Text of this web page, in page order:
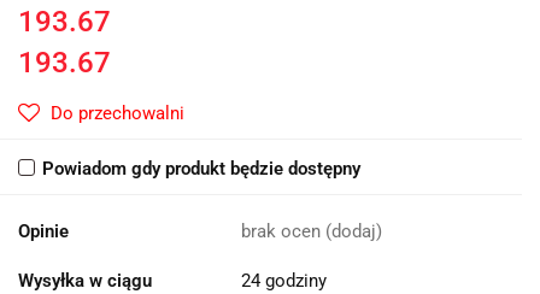
193.67
193.67
Do przechowalni
Powiadom gdy produkt będzie dostępny
Opinie brak ocen (dodaj)
Wysyłka w ciągu 24 godziny